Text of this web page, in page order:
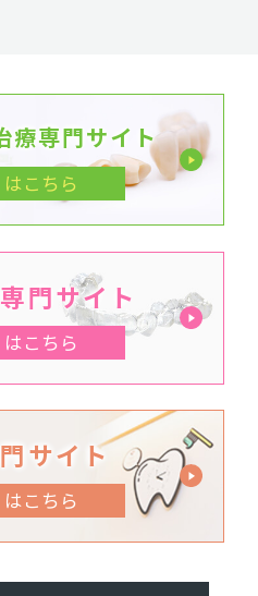
療専門サイト
こちら
門サイト
こちら
サイト
こちら